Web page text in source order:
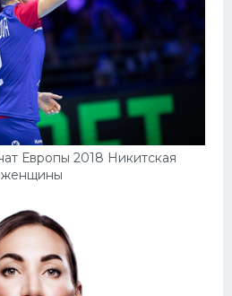
Европы 2018 Никитская
женщины